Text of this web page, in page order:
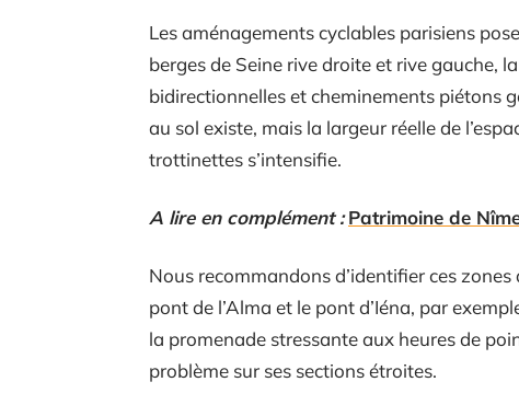
Les aménagements cyclables parisiens
berges de Seine rive droite et rive gauche,
bidirectionnelles et cheminements piétons
au sol existe, mais la largeur réelle de
trottinettes s’intensifie.
A lire en complément : Patrimoine de
Nous recommandons d’identifier ces
pont de l’Alma et le pont d’Iéna, par
la promenade stressante aux heures de
problème sur ses sections étroites.